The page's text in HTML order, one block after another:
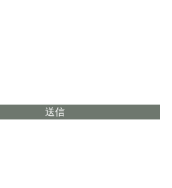
送信